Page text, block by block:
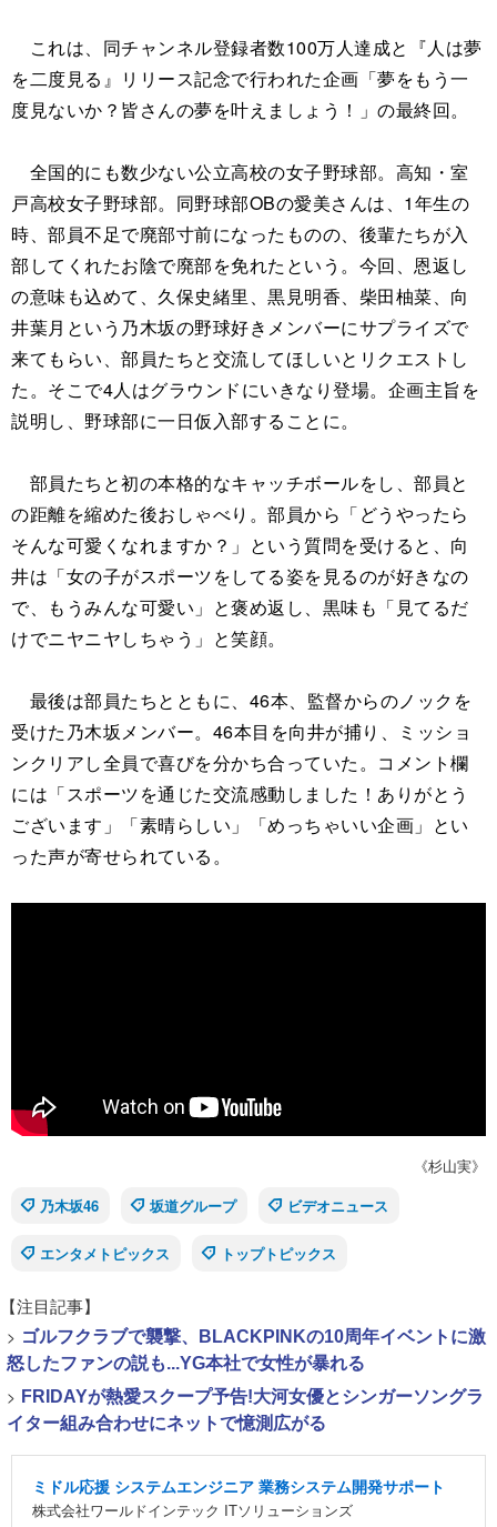
これは、同チャンネル登録者数100万人達成と『人は夢
を二度見る』リリース記念で行われた企画「夢をもう一
度見ないか？皆さんの夢を叶えましょう！」の最終回。
全国的にも数少ない公立高校の女子野球部。高知・室
戸高校女子野球部。同野球部OBの愛美さんは、1年生の
時、部員不足で廃部寸前になったものの、後輩たちが入
部してくれたお陰で廃部を免れたという。今回、恩返し
の意味も込めて、久保史緒里、黒見明香、柴田柚菜、向
井葉月という乃木坂の野球好きメンバーにサプライズで
来てもらい、部員たちと交流してほしいとリクエストし
た。そこで4人はグラウンドにいきなり登場。企画主旨を
説明し、野球部に一日仮入部することに。
部員たちと初の本格的なキャッチボールをし、部員と
の距離を縮めた後おしゃべり。部員から「どうやったら
そんな可愛くなれますか？」という質問を受けると、向
井は「女の子がスポーツをしてる姿を見るのが好きなの
で、もうみんな可愛い」と褒め返し、黒味も「見てるだ
けでニヤニヤしちゃう」と笑顔。
最後は部員たちとともに、46本、監督からのノックを
受けた乃木坂メンバー。46本目を向井が捕り、ミッショ
ンクリアし全員で喜びを分かち合っていた。コメント欄
には「スポーツを通じた交流感動しました！ありがとう
ございます」「素晴らしい」「めっちゃいい企画」とい
った声が寄せられている。
《杉山実》
乃木坂46
坂道グループ ビデオニュース
エンタメトピックス トップトピックス
【注目記事】
> ゴルフクラブで襲撃、BLACKPINKの10周年イベントに激
怒したファンの説も...YG本社で女性が暴れる
> FRIDAYが熱愛スクープ予告!大河女優とシンガーソングラ
イター組み合わせにネットで憶測広がる
ミドル応援 システムエンジニア 業務システム開発サポート
株式会社ワールドインテック ITソリューションズ